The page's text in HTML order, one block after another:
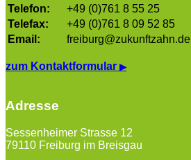
Telefon:
+49 (0)761 8 55 25
Telefax:
+49 (0)761 8 09 52 85
Email:
freiburg@zukunftzahn.de
zum Kontaktformular ▶
Adresse
Sessenheimer Strasse 12
79110 Freiburg im Breisgau